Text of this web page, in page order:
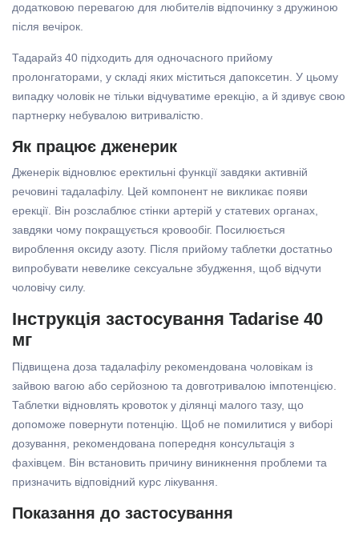
додатковою перевагою для любителів відпочинку з дружиною
після вечірок.
Тадарайз 40 підходить для одночасного прийому
пролонгаторами, у складі яких міститься дапоксетин. У цьому
випадку чоловік не тільки відчуватиме ерекцію, а й здивує свою
партнерку небувалою витривалістю.
Як працює дженерик
Дженерік відновлює еректильні функції завдяки активній
речовині тадалафілу. Цей компонент не викликає появи
ерекції. Він розслаблює стінки артерій у статевих органах,
завдяки чому покращується кровообіг. Посилюється
вироблення оксиду азоту. Після прийому таблетки достатньо
випробувати невелике сексуальне збудження, щоб відчути
чоловічу силу.
Інструкція застосування Tadarise 40
мг
Підвищена доза тадалафілу рекомендована чоловікам із
зайвою вагою або серйозною та довготривалою імпотенцією.
Таблетки відновлять кровоток у ділянці малого тазу, що
допоможе повернути потенцію. Щоб не помилитися у виборі
дозування, рекомендована попередня консультація з
фахівцем. Він встановить причину виникнення проблеми та
призначить відповідний курс лікування.
Показання до застосування